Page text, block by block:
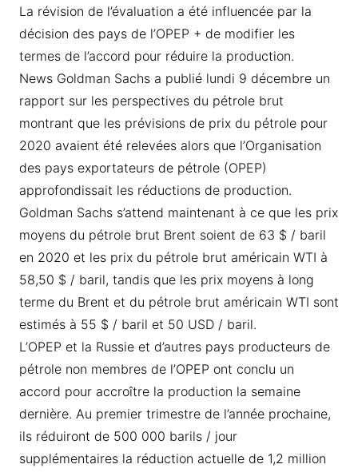
La révision de l’évaluation a été influencée par la
décision des pays de l’OPEP + de modifier les
termes de l’accord pour réduire la production.
News Goldman Sachs a publié lundi 9 décembre un
rapport sur les perspectives du pétrole brut
montrant que les prévisions de prix du pétrole pour
2020 avaient été relevées alors que l’Organisation
des pays exportateurs de pétrole (OPEP)
approfondissait les réductions de production.
Goldman Sachs s’attend maintenant à ce que les prix
moyens du pétrole brut Brent soient de 63 $ / baril
en 2020 et les prix du pétrole brut américain WTI à
58,50 $ / baril, tandis que les prix moyens à long
terme du Brent et du pétrole brut américain WTI sont
estimés à 55 $ / baril et 50 USD / baril.
L’OPEP et la Russie et d’autres pays producteurs de
pétrole non membres de l’OPEP ont conclu un
accord pour accroître la production la semaine
dernière. Au premier trimestre de l’année prochaine,
ils réduiront de 500 000 barils / jour
supplémentaires la réduction actuelle de 1,2 million